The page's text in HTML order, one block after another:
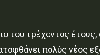
του τρέχοντος
πολύς νέος